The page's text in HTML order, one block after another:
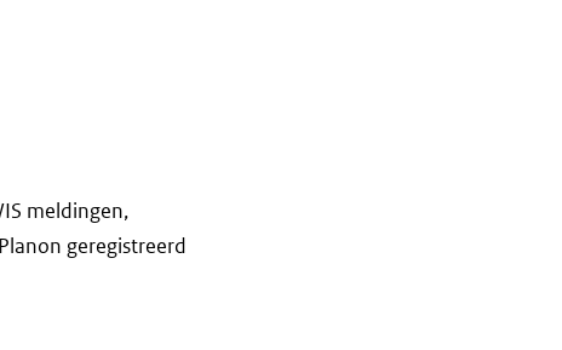
meldingen,
geregistreerd